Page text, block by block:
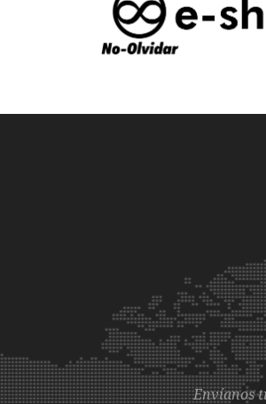
Envíanos